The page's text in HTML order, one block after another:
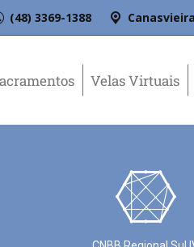
(48) 3369-1388
Velas Virtuais